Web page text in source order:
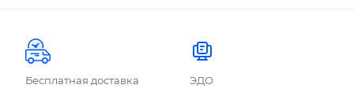
Бесплатная доставка ЭДО